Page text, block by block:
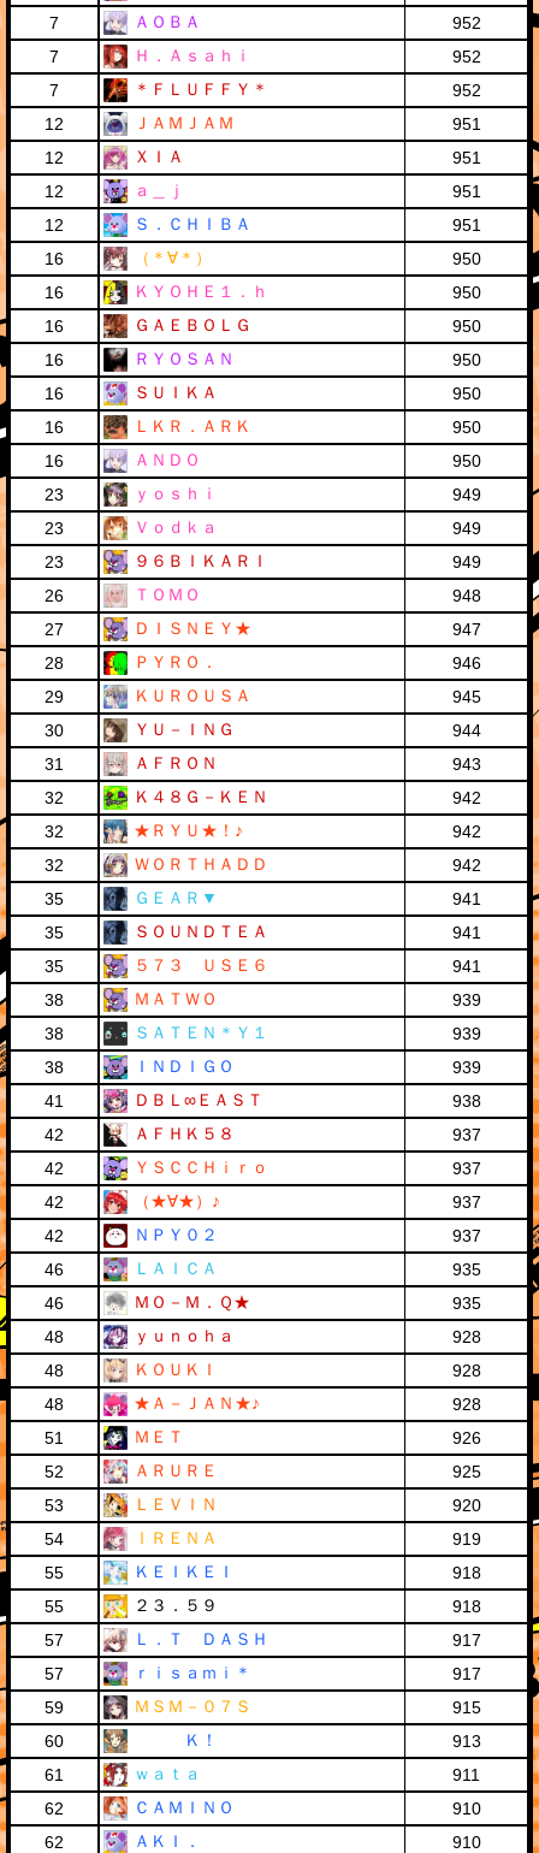
7
ＡＯＢＡ
952
7
Ｈ．Ａｓａｈｉ
952
7
＊ＦＬＵＦＦＹ＊
952
12
ＪＡＭＪＡＭ
951
12
ＸＩＡ
951
12
ａ＿ｊ
951
12
Ｓ．ＣＨＩＢＡ
951
16
（＊∀＊）
950
16
ＫＹＯＨＥ１．ｈ
950
16
ＧＡＥＢＯＬＧ
950
16
ＲＹＯＳＡＮ
950
16
ＳＵＩＫＡ
950
16
ＬＫＲ．ＡＲＫ
950
16
ＡＮＤＯ
950
23
ｙｏｓｈｉ
949
23
Ｖｏｄｋａ
949
23
９６ＢＩＫＡＲＩ
949
26
ＴＯＭＯ
948
27
ＤＩＳＮＥＹ★
947
28
ＰＹＲＯ．
946
29
ＫＵＲＯＵＳＡ
945
30
ＹＵ－ＩＮＧ
944
31
ＡＦＲＯＮ
943
32
Ｋ４８Ｇ－ＫＥＮ
942
32
★ＲＹＵ★！♪
942
32
ＷＯＲＴＨＡＤＤ
942
35
ＧＥＡＲ▼
941
35
ＳＯＵＮＤＴＥＡ
941
35
５７３ ＵＳＥ６
941
38
ＭＡＴＷＯ
939
38
ＳＡＴＥＮ＊Ｙ１
939
38
ＩＮＤＩＧＯ
939
41
ＤＢＬ∞ＥＡＳＴ
938
42
ＡＦＨＫ５８
937
42
ＹＳＣＣＨｉｒｏ
937
42
（★∀★）♪
937
42
ＮＰＹ０２
937
46
ＬＡＩＣＡ
935
46
ＭＯ－Ｍ．Ｑ★
935
48
ｙｕｎｏｈａ
928
48
ＫＯＵＫＩ
928
48
★Ａ－ＪＡＮ★♪
928
51
ＭＥＴ
926
52
ＡＲＵＲＥ
925
53
ＬＥＶＩＮ
920
54
ＩＲＥＮＡ
919
55
ＫＥＩＫＥＩ
918
55
２３．５９
918
57
Ｌ．Ｔ ＤＡＳＨ
917
57
ｒｉｓａｍｉ＊
917
59
ＭＳＭ－０７Ｓ
915
60
Ｋ！
913
61
ｗａｔａ
911
62
ＣＡＭＩＮＯ
910
62
ＡＫＩ．
910